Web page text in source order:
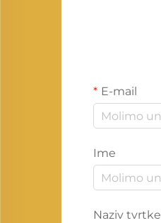
E-mail
Ime
Naziv tvrtke